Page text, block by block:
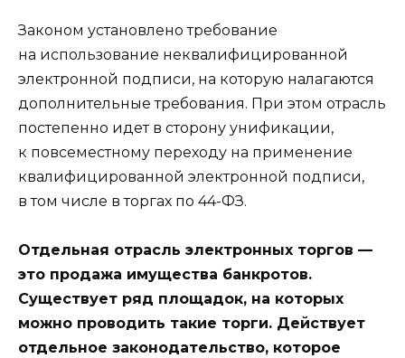
Законом установлено требование
на использование неквалифицированной
электронной подписи, на которую налагаются
дополнительные требования. При этом отрасль
постепенно идет в сторону унификации,
к повсеместному переходу на применение
квалифицированной электронной подписи,
в том числе в торгах по 44-ФЗ.
Отдельная отрасль электронных торгов —
это продажа имущества банкротов.
Существует ряд площадок, на которых
можно проводить такие торги. Действует
отдельное законодательство, которое